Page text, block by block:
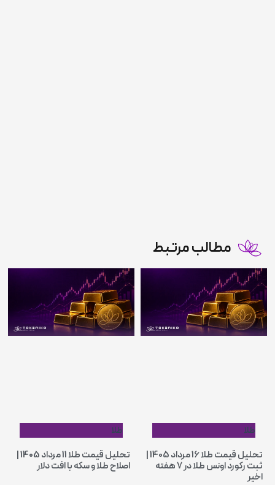
مطالب مرتبط
طلا
تحلیل قیمت طلا 16 مرداد 1405 |
ثبت رکورد اونس طلا در ۷ هفته
اخیر
طلا
تحلیل قیمت طلا 11 مرداد 1405 |
اصلاح طلا و سکه با افت دلار